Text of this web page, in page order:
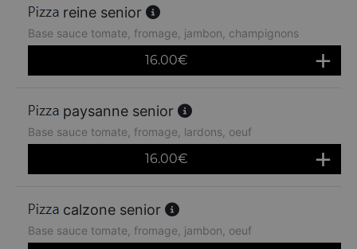
reine senior
Base sauce tomate, fromage, jambon, champignons
16.00€
paysanne senior
Base sauce tomate, fromage, lardons, oeuf
16.00€
calzone senior
Base sauce tomate, fromage, jambon, oeuf